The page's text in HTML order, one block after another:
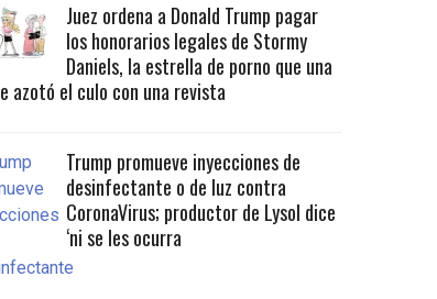
Juez ordena a Donald Trump pagar
los honorarios legales de Stormy
Daniels, la estrella de porno que una
azotó el culo con una revista
Trump promueve inyecciones de
desinfectante o de luz contra
CoronaVirus; productor de Lysol dice
‘ni se les ocurra